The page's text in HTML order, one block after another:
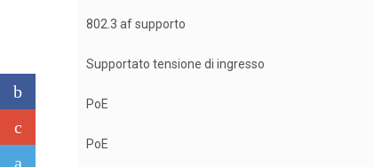
802.3 af supporto
Supportato tensione di ingresso
PoE
PoE